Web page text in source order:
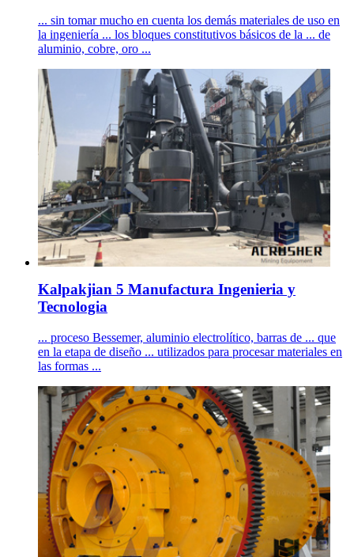
... sin tomar mucho en cuenta los demás materiales de uso en
la ingeniería ... los bloques constitutivos básicos de la ... de
aluminio, cobre, oro ...
Kalpakjian 5 Manufactura Ingenieria y
Tecnologia
... proceso Bessemer, aluminio electrolítico, barras de ... que
en la etapa de diseño ... utilizados para procesar materiales en
las formas ...